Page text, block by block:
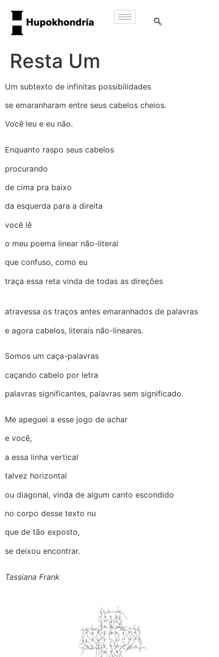
Resta Um
Um subtexto de infinitas possibilidades
se emaranharam entre seus cabelos cheios.
Você leu e eu não.
Enquanto raspo seus cabelos
procurando
de cima pra baixo
da esquerda para a direita
você lê
o meu poema linear não-literal
que confuso, como eu
traça essa reta vinda de todas as direções
atravessa os traços antes emaranhados de palavras
e agora cabelos, literais não-lineares.
Somos um caça-palavras
caçando cabelo por letra
palavras significantes, palavras sem significado.
Me apeguei a esse jogo de achar
e você,
a essa linha vertical
talvez horizontal
ou diagonal, vinda de algum canto escondido
no corpo desse texto nu
que de tão exposto,
se deixou encontrar.
Tassiana Frank